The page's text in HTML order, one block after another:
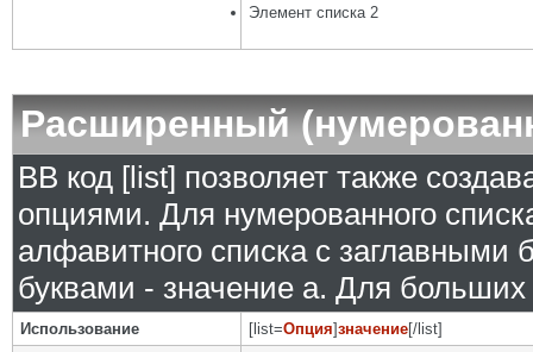
Элемент списка 2
Расширенный
BB код [list] позволяет также
опциями. Для нумерованного
алфавитного списка с
буквами - значение а. Для
Использование [list=Опция]значение[/list]